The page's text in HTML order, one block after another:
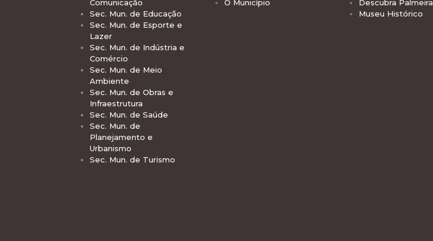
Comunicação
Sec. Mun. de Educação
Sec. Mun. de Esporte e
Lazer
Sec. Mun. de Indústria e
Comércio
Sec. Mun. de Meio
Ambiente
Sec. Mun. de Obras e
Infraestrutura
Sec. Mun. de Saúde
Sec. Mun. de
Planejamento e
Urbanismo
Sec. Mun. de Turismo
O Município
Descubra Palmeira
Museu Histórico